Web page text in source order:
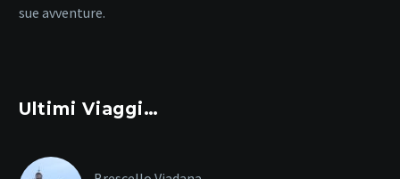
sue avventure.
Ultimi Viaggi…